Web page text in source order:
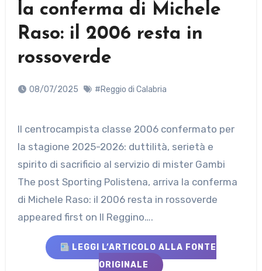
la conferma di Michele
Raso: il 2006 resta in
rossoverde
08/07/2025 #Reggio di Calabria
Il centrocampista classe 2006 confermato per
la stagione 2025-2026: duttilità, serietà e
spirito di sacrificio al servizio di mister Gambi
The post Sporting Polistena, arriva la conferma
di Michele Raso: il 2006 resta in rossoverde
appeared first on Il Reggino….
LEGGI L’ARTICOLO ALLA FONTE
ORIGINALE